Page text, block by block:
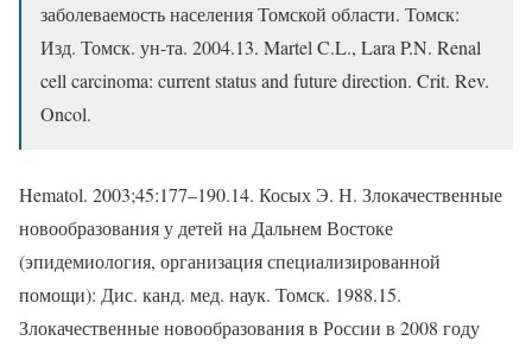
заболеваемость населения Томской области. Томск:
Изд. Томск. ун-та. 2004.13. Martel C.L., Lara P.N. Renal
cell carcinoma: current status and future direction. Crit. Rev.
Oncol.
Hematol. 2003;45:177–190.14. Косых Э. Н. Злокачественные
новообразования у детей на Дальнем Востоке
(эпидемиология, организация специализированной
помощи): Дис. канд. мед. наук. Томск. 1988.15.
Злокачественные новообразования в России в 2008 году